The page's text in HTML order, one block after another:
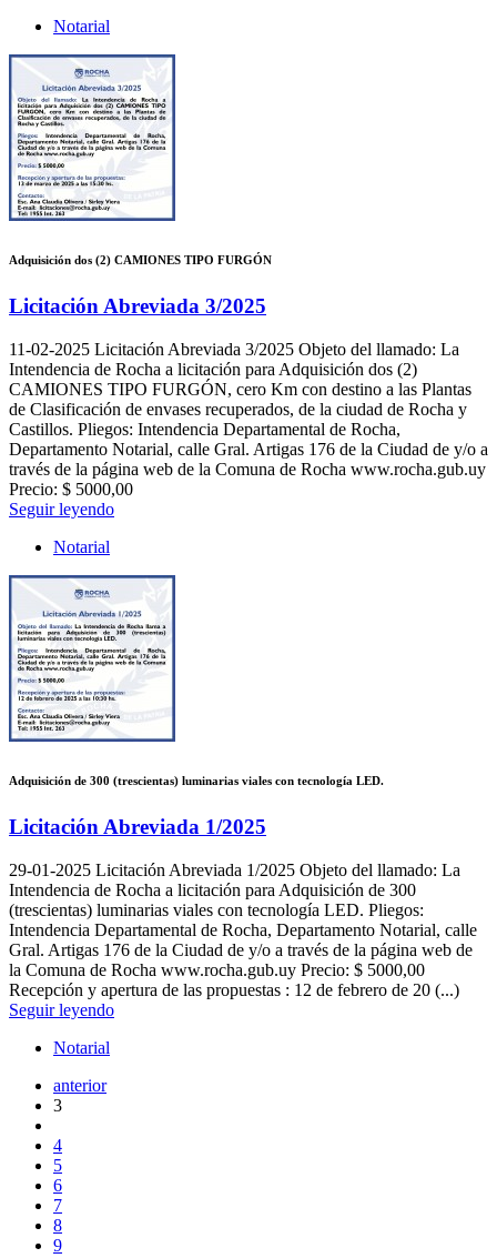
Notarial
Adquisición dos (2) CAMIONES TIPO FURGÓN
Licitación Abreviada 3/2025
11-02-2025 Licitación Abreviada 3/2025 Objeto del llamado: La
Intendencia de Rocha a licitación para Adquisición dos (2)
CAMIONES TIPO FURGÓN, cero Km con destino a las Plantas
de Clasificación de envases recuperados, de la ciudad de Rocha y
Castillos. Pliegos: Intendencia Departamental de Rocha,
Departamento Notarial, calle Gral. Artigas 176 de la Ciudad de y/o a
través de la página web de la Comuna de Rocha www.rocha.gub.uy
Precio: $ 5000,00
Seguir leyendo
Notarial
Adquisición de 300 (trescientas) luminarias viales con tecnología LED.
Licitación Abreviada 1/2025
29-01-2025 Licitación Abreviada 1/2025 Objeto del llamado: La
Intendencia de Rocha a licitación para Adquisición de 300
(trescientas) luminarias viales con tecnología LED. Pliegos:
Intendencia Departamental de Rocha, Departamento Notarial, calle
Gral. Artigas 176 de la Ciudad de y/o a través de la página web de
la Comuna de Rocha www.rocha.gub.uy Precio: $ 5000,00
Recepción y apertura de las propuestas : 12 de febrero de 20 (...)
Seguir leyendo
Notarial
anterior
3
4
5
6
7
8
9